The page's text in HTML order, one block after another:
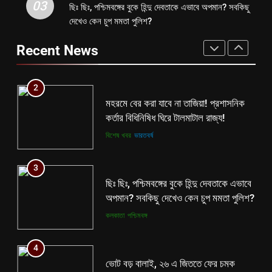
মহরমে বের করা যাবে না তাজিয়া! প্রশাসনিক
কর্তার বিধিনিষিধ ঘিরে টালমাটাল রাজ্য!
3
ছিঃ ছিঃ, পশ্চিমবঙ্গের বুকে হিন্দু দেবতাকে এভাবে
অপমান? সবকিছু দেখেও কেন চুপ মমতা পুলিশ?
4
ভোট বড় বালাই, ২৬ এ জিততে ফের চমক
দেওয়ার মরিয়া চেষ্টা মমতার!
5
কালীগঞ্জে অশ্বডিম্ব! অবশেষে মমতাকে প্যাঁচে
03
ছিঃ ছিঃ, পশ্চিমবঙ্গের বুকে হিন্দু দেবতাকে এভাবে অপমান? সবকিছু
দেখেও কেন চুপ মমতা পুলিশ?
Recent News
1
বিনাশকালে বিপরীত বুদ্ধি? মমতাকে নিয়ে শিক্ষা
দপ্তরের নয়া সিদ্ধান্ত ঘোষণা হতেই বিতর্ক
2
মহরমে বের করা যাবে না তাজিয়া! প্রশাসনিক
কর্তার বিধিনিষিধ ঘিরে টালমাটাল রাজ্য!
বিশেষ খবর ভারতবর্ষ
3
ছিঃ ছিঃ, পশ্চিমবঙ্গের বুকে হিন্দু দেবতাকে এভাবে
অপমান? সবকিছু দেখেও কেন চুপ মমতা পুলিশ?
কলকাতা পশ্চিমবঙ্গ
4
ভোট বড় বালাই, ২৬ এ জিততে ফের চমক